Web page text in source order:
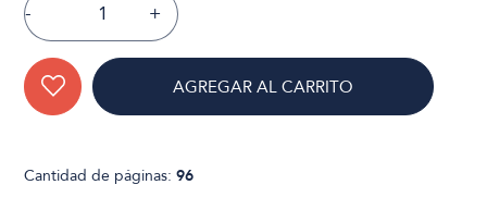
- +
AGREGAR AL CARRITO
Cantidad de páginas:96